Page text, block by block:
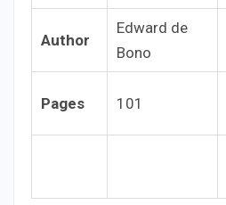
Edward de
Bono
Author
101
Pages